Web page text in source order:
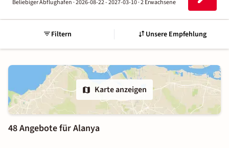
Beliebiger Abflughafen ·2026-08-22 - 2027-03-10 ·2 Erwachsene
Filtern Unsere Empfehlung
Karte anzeigen
48 Angebote für Alanya